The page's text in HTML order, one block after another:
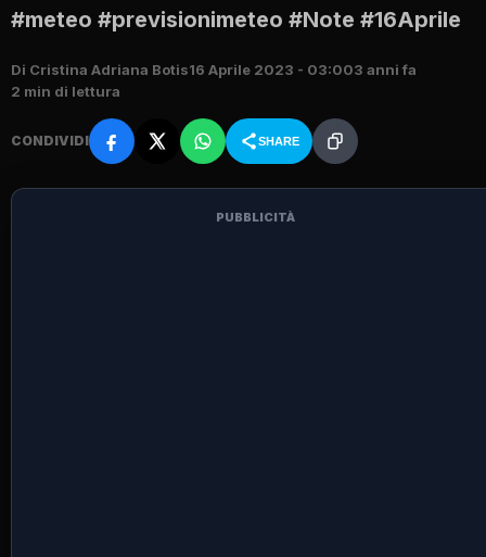
#meteo #previsionimeteo #Note #16Aprile
Di Cristina Adriana Botis16 Aprile 2023 - 03:003 anni fa
2 min di lettura
CONDIVIDI SHARE
PUBBLICITÀ